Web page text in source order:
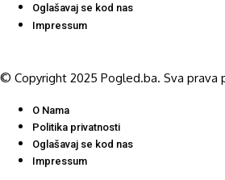
Oglašavaj se kod nas
Impressum
© Copyright 2025 Pogled.ba. Sva prava
O Nama
Politika privatnosti
Oglašavaj se kod nas
Impressum